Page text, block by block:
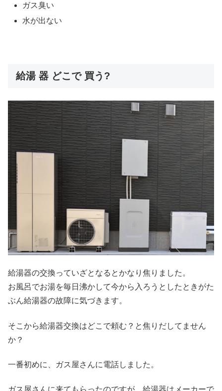
ガス臭い
水が出ない
給湯 器 どこで 買う?
給湯器の交換っていざとなるとかなり焦りました。
お風呂でお湯を毎日沸かして今から入ろうとしたときがた
ぶん給湯器の故障に気づきます。
そこから給湯器交換はどこで頼む？と焦りだしてません
か？
一番初めに、ガス屋さんに電話しました。